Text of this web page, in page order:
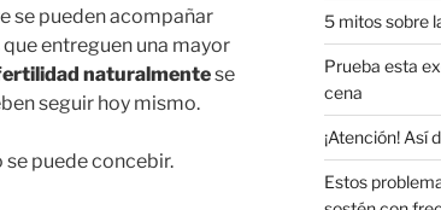
se pueden acompañar
entreguen una mayor
naturalmentese
seguir hoy mismo.
puede concebir.
5 mitos sobre
Prueba esta
cena
¡Atención! Así
Estos